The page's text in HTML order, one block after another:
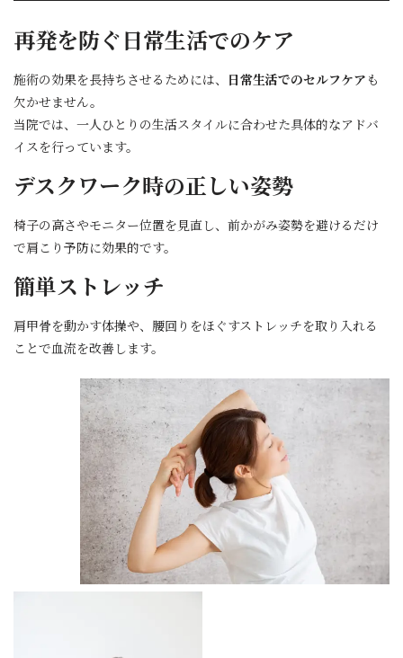
再発を防ぐ日常生活でのケア
施術の効果を長持ちさせるためには、 日常生活でのセルフケア も
欠かせません。
当院では、一人ひとりの生活スタイルに合わせた具体的なアドバ
イスを行っています。
デスクワーク時の正しい姿勢
椅子の高さやモニター位置を見直し、前かがみ姿勢を避けるだけ
で肩こり予防に効果的です。
簡単ストレッチ
肩甲骨を動かす体操や、腰回りをほぐすストレッチを取り入れる
ことで血流を改善します。